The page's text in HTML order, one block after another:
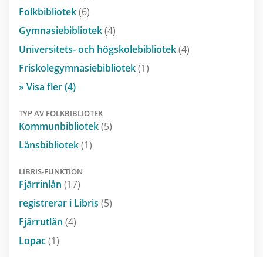
Folkbibliotek(6)
Gymnasiebibliotek(4)
Universitets- och högskolebibliotek(4)
Friskolegymnasiebibliotek(1)
» Visa fler (4)
TYP AV FOLKBIBLIOTEK
Kommunbibliotek(5)
Länsbibliotek(1)
LIBRIS-FUNKTION
Fjärrinlån (17)
registrerar i Libris (5)
Fjärrutlån (4)
Lopac(1)